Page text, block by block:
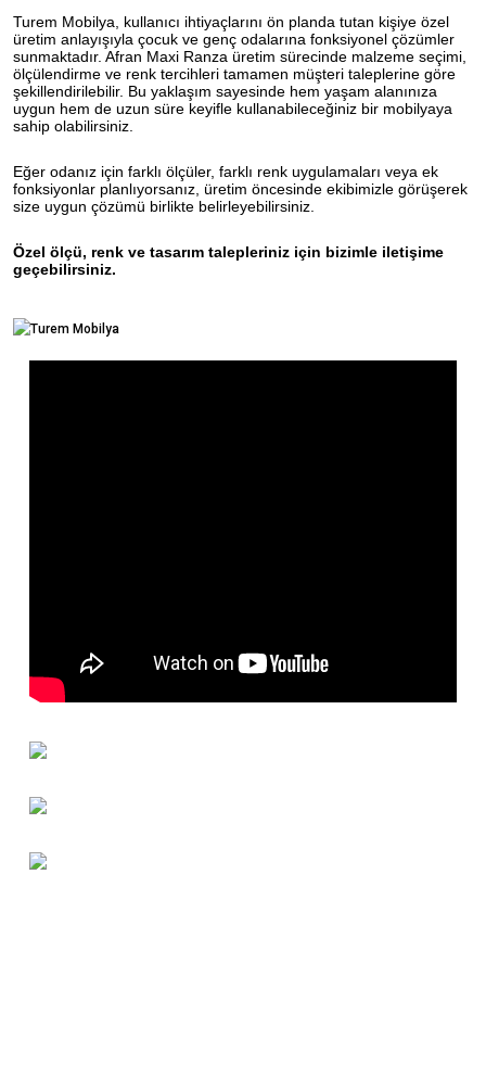
Turem Mobilya, kullanıcı ihtiyaçlarını ön planda tutan kişiye özel
üretim anlayışıyla çocuk ve genç odalarına fonksiyonel çözümler
sunmaktadır. Afran Maxi Ranza üretim sürecinde malzeme seçimi,
ölçülendirme ve renk tercihleri tamamen müşteri taleplerine göre
şekillendirilebilir. Bu yaklaşım sayesinde hem yaşam alanınıza
uygun hem de uzun süre keyifle kullanabileceğiniz bir mobilyaya
sahip olabilirsiniz.
Eğer odanız için farklı ölçüler, farklı renk uygulamaları veya ek
fonksiyonlar planlıyorsanız, üretim öncesinde ekibimizle görüşerek
size uygun çözümü birlikte belirleyebilirsiniz.
Özel ölçü, renk ve tasarım talepleriniz için bizimle iletişime
geçebilirsiniz.